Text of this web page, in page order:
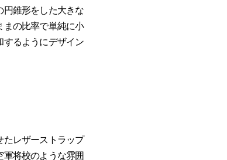
円錐形をした大きな
まの比率で単純に小
するようにデザイン
レザーストラップ
将校のような雰囲